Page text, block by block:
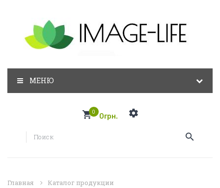
МЕНЮ
0
0грн.
Главная
Каталог продукции